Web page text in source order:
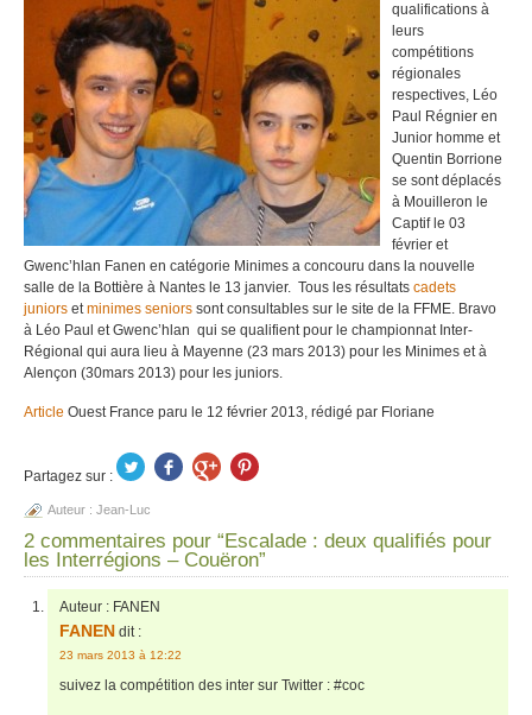
qualifications à
leurs
compétitions
régionales
respectives, Léo
Paul Régnier en
Junior homme et
Quentin Borrione
se sont déplacés
à Mouilleron le
Captif le 03
février et
Gwenc’hlan Fanen en catégorie Minimes a concouru dans la nouvelle
salle de la Bottière à Nantes le 13 janvier. Tous les résultats cadets
juniors etminimes seniors sont consultables sur le site de la FFME. Bravo
à Léo Paul et Gwenc’hlan qui se qualifient pour le championnat Inter-
Régional qui aura lieu à Mayenne (23 mars 2013) pour les Minimes et à
Alençon (30mars 2013) pour les juniors.
Article Ouest France paru le 12 février 2013, rédigé par Floriane
Partagez sur :
Auteur : Jean-Luc
2 commentaires pour “Escalade : deux qualifiés pour
les Interrégions – Couëron”
Auteur : FANEN
FANEN dit :
23 mars 2013 à 12:22
suivez la compétition des inter sur Twitter : #coc